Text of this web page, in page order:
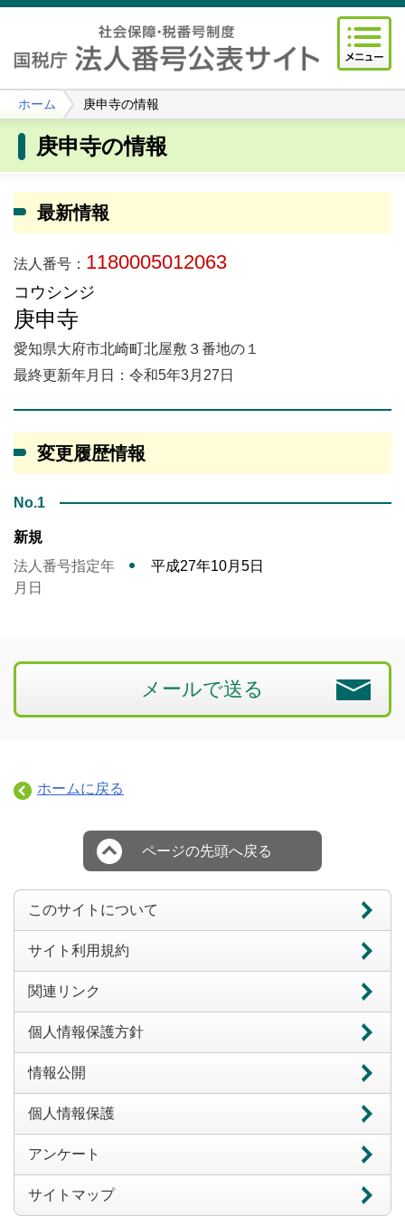
ホーム 庚申寺の情報
庚申寺の情報
最新情報
法人番号： 1180005012063
コウシンジ
庚申寺
愛知県大府市北崎町北屋敷３番地の１
最終更新年月日：令和5年3月27日
変更履歴情報
No.1
新規
法人番号指定年
月日
平成27年10月5日
メールで送る
ホームに戻る
ページの先頭へ戻る
このサイトについて
サイト利用規約
関連リンク
個人情報保護方針
情報公開
個人情報保護
アンケート
サイトマップ